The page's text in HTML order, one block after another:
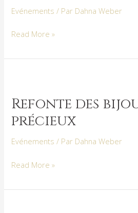
Evénements / Par Dahna Weber
Read More »
Refonte des
précieux
Evénements / Par Dahna Weber
bijoux
semi-
Read More »